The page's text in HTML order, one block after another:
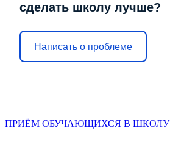
сделать школу лучше?
Написать о проблеме
ПРИЁМ ОБУЧАЮЩИХСЯ В ШКОЛУ